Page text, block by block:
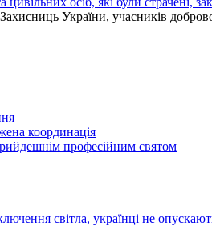
України, учасників
координація
професійним святом
світла, українці не